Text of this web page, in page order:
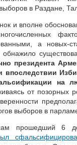
в Раздане,
и вполне
а новых-
обнажило
президента
впоследствии
на
от позорных
выборов в
прошедший 6